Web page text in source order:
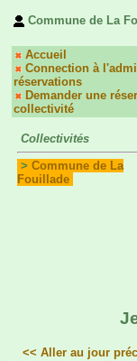
Commune de La
Accueil
Connection à
réservations
Demander une
collectivité
Collectivités
> Commune de La
Fouillade
<< Aller au jour